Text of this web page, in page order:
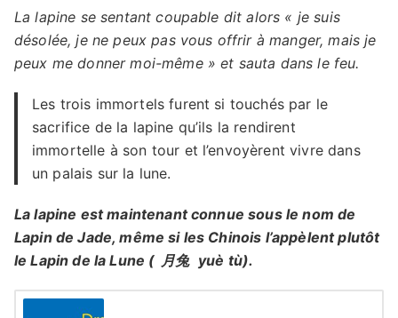
La lapine se sentant coupable dit alors « je suis
désolée, je ne peux pas vous offrir à manger, mais je
peux me donner moi-même » et sauta dans le feu.
Les trois immortels furent si touchés par le
sacrifice de la lapine qu’ils la rendirent
immortelle à son tour et l’envoyèrent vivre dans
un palais sur la lune.
La lapine est maintenant connue sous le nom de
Lapin de Jade, même si les Chinois l’appèlent plutôt
le Lapin de la Lune ( 月兔 yuè tù).